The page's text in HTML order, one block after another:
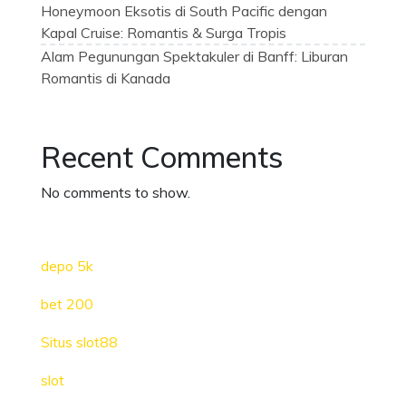
Honeymoon Eksotis di South Pacific dengan
Kapal Cruise: Romantis & Surga Tropis
Alam Pegunungan Spektakuler di Banff: Liburan
Romantis di Kanada
Recent Comments
No comments to show.
depo 5k
bet 200
Situs slot88
slot